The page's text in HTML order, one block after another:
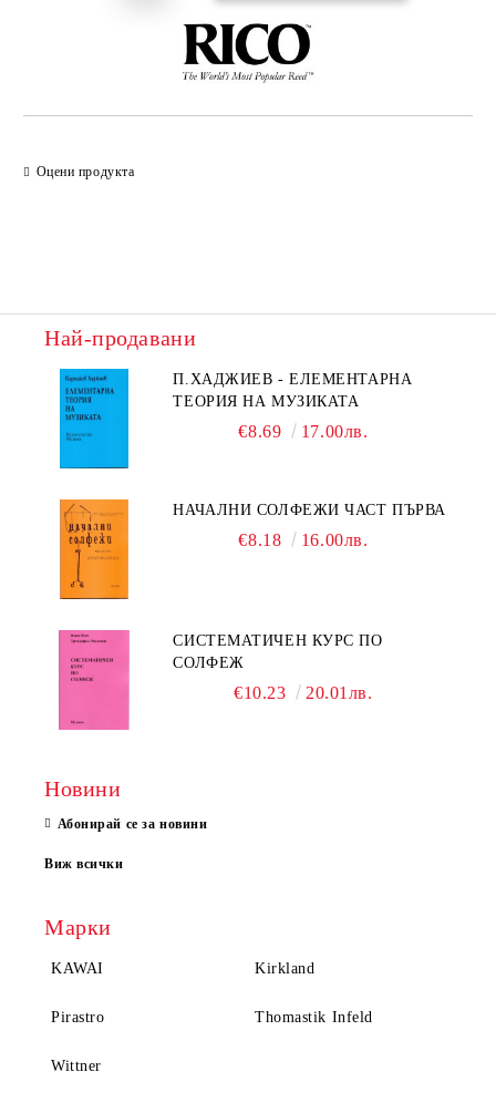
Оцени продукта
Най-продавани
П.ХАДЖИЕВ - ЕЛЕМЕНТАРНА
ТЕОРИЯ НА МУЗИКАТА
€8.69 17.00лв.
НАЧАЛНИ СОЛФЕЖИ ЧАСТ ПЪРВА
€8.18 16.00лв.
СИСТЕМАТИЧЕН КУРС ПО
СОЛФЕЖ
€10.23 20.01лв.
Новини
Абонирай се за новини
Виж всички
Марки
KAWAI Kirkland
Pirastro Thomastik Infeld
Wittner